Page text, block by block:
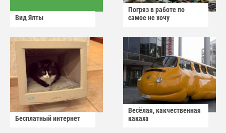
Вид Ялты
Погряз в работе по
самое не хочу
Бесплатный интернет
Весёлая, какчественная
какаха